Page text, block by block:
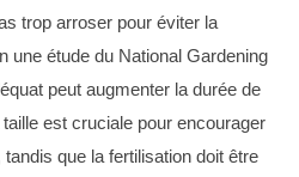
trop arroser pour éviter la
une étude du National Gardening
peut augmenter la durée de
est cruciale pour encourager
que la fertilisation doit être